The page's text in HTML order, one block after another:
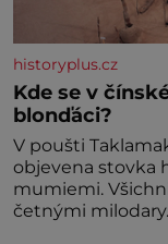
historyplus.cz
Kde se v
blonďáci?
V poušti
objevena stovka
mumiemi.
četnými